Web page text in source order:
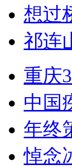
想过
祁连
重庆
中国
年终
悼念